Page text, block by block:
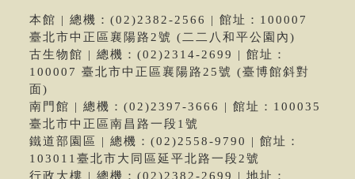
本館 | 總機：(02)2382-2566 | 館址：100007
臺北市中正區襄陽路2號 (二二八和平公園內)
古生物館 | 總機：(02)2314-2699 | 館址：
100007 臺北市中正區襄陽路25號 (臺博館斜對
面)
南門館 | 總機：(02)2397-3666 | 館址：100035
臺北市中正區南昌路一段1號
鐵道部園區 | 總機：(02)2558-9790 | 館址：
103011臺北市大同區延平北路一段2號
行政大樓 | 總機：(02)2382-2699 | 地址：